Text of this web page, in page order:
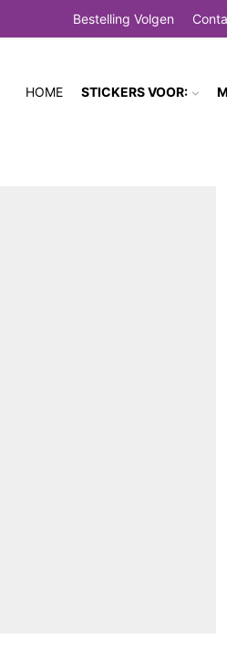
Bestelling Volgen
HOME STICKERS VOOR: